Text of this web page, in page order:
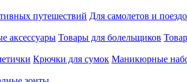
путешествий Для самолетов и
аксессуары Товары для болельщиков
Крючки для сумок Маникюрные